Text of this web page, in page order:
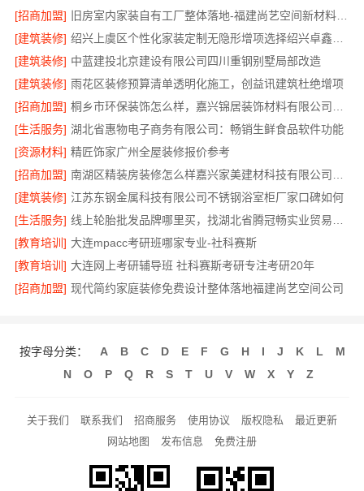
[招商加盟]
旧房室内家装自有工厂整体落地-福建尚艺空间新材料科技有限公司
[建筑装修]
[建筑装修] 中蓝建投北京建设有限公司四川重钢别墅局部改造
[建筑装修] 雨花区装修预算清单透明化施工，创益讯建筑杜绝增项
[招商加盟]
[生活服务] 湖北省惠物电子商务有限公司：畅销生鲜食品软件功能
[资源材料] 精匠饰家广州全屋装修报价参考
[招商加盟]
[建筑装修] 江苏东钢金属科技有限公司不锈钢浴室柜厂家口碑如何
[生活服务]
[教育培训] 大连mpacc考研班哪家专业-社科赛斯
[教育培训] 大连网上考研辅导班 社科赛斯考研专注考研20年
[招商加盟] 现代简约家庭装修免费设计整体落地福建尚艺空间公司
按字母分类： A B C D E F G H I J K L
M
N
O P Q R S T U V W X Y Z
关于我们 联系我们 招商服务 使用协议 版权隐私
最近更新
网站地图
发布信息 免费注册